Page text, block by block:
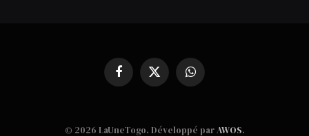
Facebook
X
WhatsApp
© 2026 LaUneTogo. Développé parAWOS.